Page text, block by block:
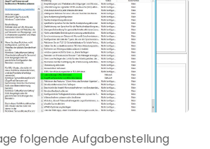
folgende Aufgabenstellung